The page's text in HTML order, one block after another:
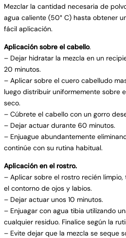
Mezclar la cantidad necesaria de
agua caliente (50° C) hasta obtener
fácil aplicación.
Aplicación sobre el cabello.
– Dejar hidratar la mezcla en un
20 minutos.
– Aplicar sobre el cuero cabelludo
luego distribuir uniformemente sobre
seco.
– Cúbrete el cabello con un gorro
– Dejar actuar durante 60 minutos.
– Enjuague abundantemente
continúe con su rutina habitual.
Aplicación en el rostro.
– Aplicar sobre el rostro recién
el contorno de ojos y labios.
– Dejar actuar unos 10 minutos.
– Enjuagar con agua tibia utilizando
cualquier residuo. Finalice según la
– Evite dejar que la mezcla se seque